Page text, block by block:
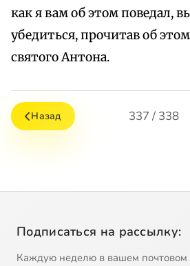
как я вам об этом поведал,
убедиться, прочитав об
святого Антона.
Назад 337 / 338
Подписаться на рассылку:
Каждую неделю в вашем почтовом